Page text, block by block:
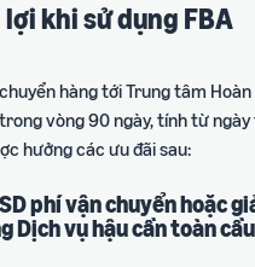
lợi khi sử dụng FBA
hàng tới Trung tâm
vòng 90 ngày, tính từ ngày
hưởng các ưu đãi sau:
phí vận chuyển hoặc
Dịch vụ hậu cần toàn